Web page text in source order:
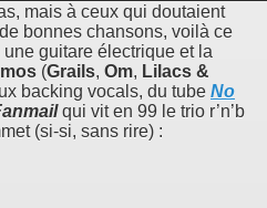
mais à ceux qui doutaient
bonnes chansons, voilà ce
une guitare électrique et la
(Grails, Om, Lilacs &
backing vocals, du tube No
qui vit en 99 le trio r’n’b
(si-si, sans rire) :